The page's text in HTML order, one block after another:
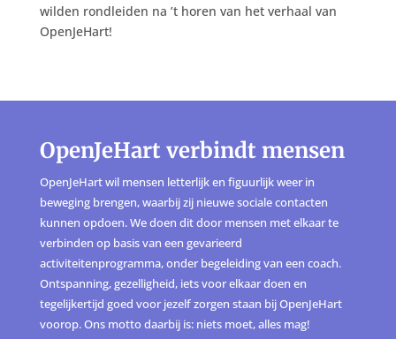
wilden rondleiden na ’t horen van het verhaal van
OpenJeHart!
OpenJeHart verbindt mensen
OpenJeHart wil mensen letterlijk en figuurlijk weer in
beweging brengen, waarbij zij nieuwe sociale contacten
kunnen opdoen. We doen dit door mensen met elkaar te
verbinden op basis van een gevarieerd
activiteitenprogramma, onder begeleiding van een coach.
Ontspanning, gezelligheid, iets voor elkaar doen en
tegelijkertijd goed voor jezelf zorgen staan bij OpenJeHart
voorop. Ons motto daarbij is: niets moet, alles mag!